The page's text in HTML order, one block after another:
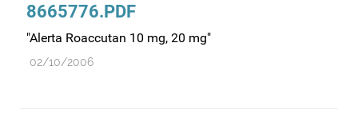
Regulamentação
Relações internacionais
Substâncias controladas
8665776.PDF
"Alerta Roaccutan 10 mg, 20 mg"
02/10/2006